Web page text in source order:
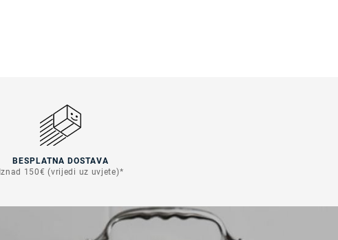
BESPLATNA DOSTAVA
Iznad 150€ (vrijedi uz uvjete)*